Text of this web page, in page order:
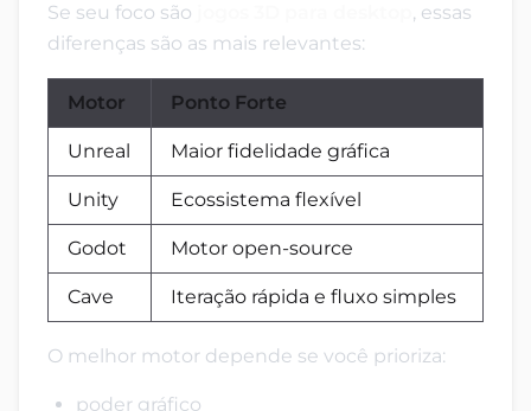
Se seu foco são
, essas
diferenças são as mais relevantes:
Motor Ponto Forte
Unreal Maior fidelidade gráfica
Unity Ecossistema flexível
Godot Motor open-source
Cave Iteração rápida e fluxo simples
O melhor motor depende se você prioriza:
poder gráfico